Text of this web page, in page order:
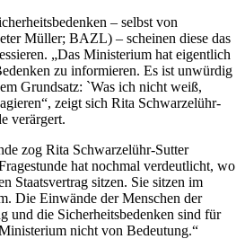
– selbst von
Müller; BAZL) – scheinen diese das
„Das Ministerium hat eigentlich
zu informieren. Es ist unwürdig
Grundsatz: `Was ich nicht weiß,
zeigt sich Rita Schwarzelühr-
verärgert.
zog Rita Schwarzelühr-Sutter
hat nochmal verdeutlicht, wo
Staatsvertrag sitzen. Sie sitzen im
Die Einwände der Menschen der
und die Sicherheitsbedenken sind für
nicht von Bedeutung.“